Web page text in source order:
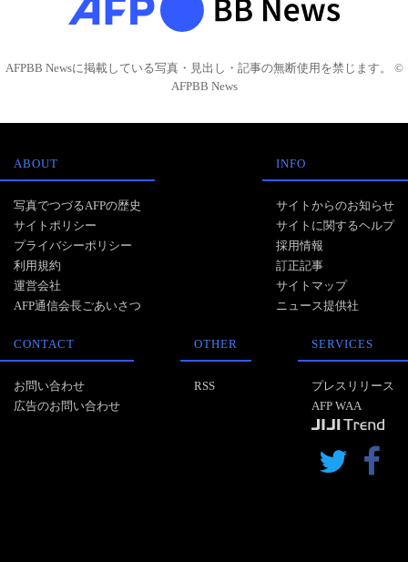
AFPBB Newsに掲載している写真・見出し・記事の無断使用を禁じます。 ©
AFPBB News
ABOUT
写真でつづるAFPの歴史
サイトポリシー
プライバシーポリシー
利用規約
運営会社
AFP通信会長ごあいさつ
INFO
サイトからのお知らせ
サイトに関するヘルプ
採用情報
訂正記事
サイトマップ
ニュース提供社
CONTACT
お問い合わせ
広告のお問い合わせ
OTHER
RSS
SERVICES
プレスリリース
AFP WAA